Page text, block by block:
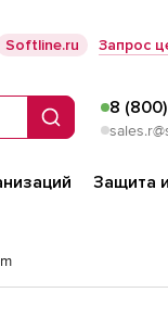
Softline.ru Запрос
Поиск
8
Защита